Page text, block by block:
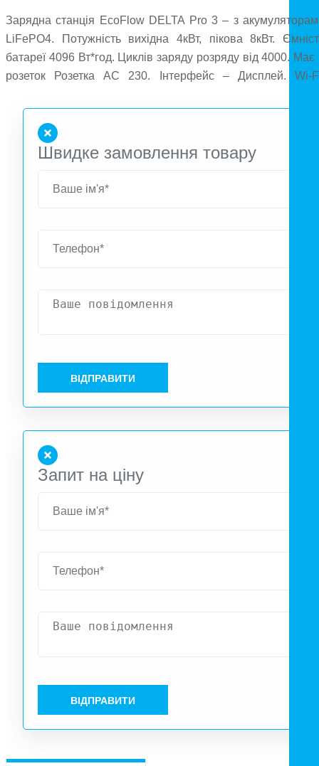
Зарядна станція EcoFlow DELTA Pro 3 – з
LiFePO4. Потужність вихідна 4кВт, пікова 8кВт.
батареї 4096 Вт*год. Циклів заряду розряду від 4000. Має
розеток Розетка AC 230. Інтерфейс – Дисплей. Wi-
Швидке замовлення товару
ВІДПРАВИТИ
Запит на ціну
ВІДПРАВИТИ